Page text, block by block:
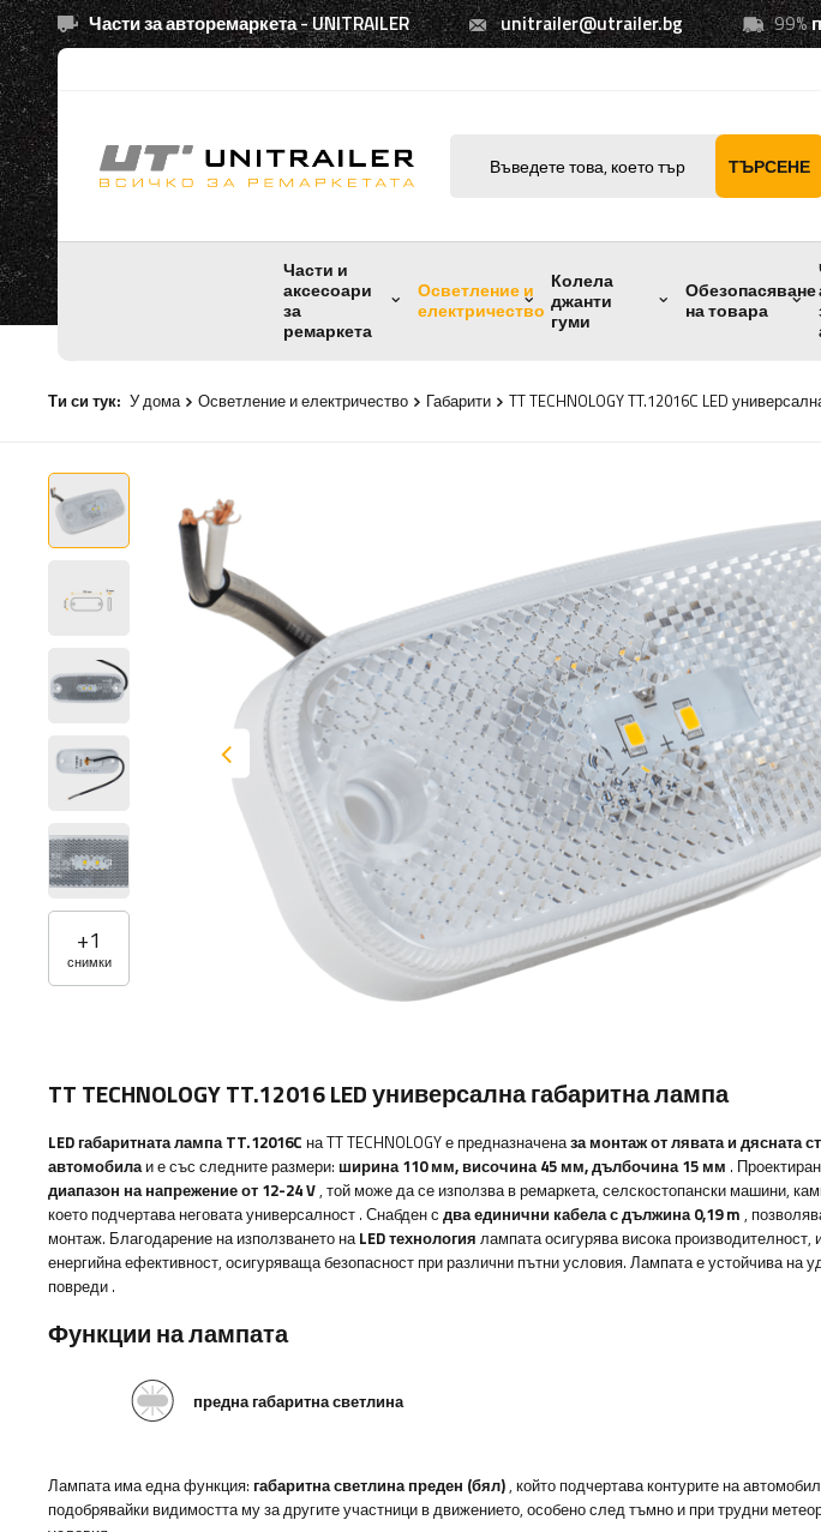
Части за авторемаркета - UNITRAILER unitrailer@utrailer.bg 99%
ТЪРСЕНЕ
Части и
аксесоари
за
ремаркета
Осветление и
електричество
Колела
джанти
гуми
Обезопасяване
на товара
Ти си тук: У дома Осветление и електричество Габарити TT TECHNOLOGY TT.12016C LED
+1
снимки
TT TECHNOLOGY TT.12016 LED универсална габаритна лампа
LED габаритната лампа TT.12016C на TT TECHNOLOGY е предназначеназа монтаж от лявата и дясната
автомобилаи е със следните размери: ширина 110 мм, височина 45 мм, дълбочина 15 мм .
диапазон на напрежение от 12-24 V, той може да се използва в ремаркета, селскостопански машини,
което подчертава неговата универсалност . Снабден с два единични кабела с дължина 0,19 m ,
монтаж. Благодарение на използването на LED технология лампата осигурява висока производителност,
енергийна ефективност, осигуряваща безопасност при различни пътни условия. Лампата е устойчива на
повреди .
Функции на лампата
предна габаритна светлина
Лампата има една функция: габаритна светлина преден (бял), който подчертава контурите на
подобрявайки видимостта му за другите участници в движението, особено след тъмно и при трудни